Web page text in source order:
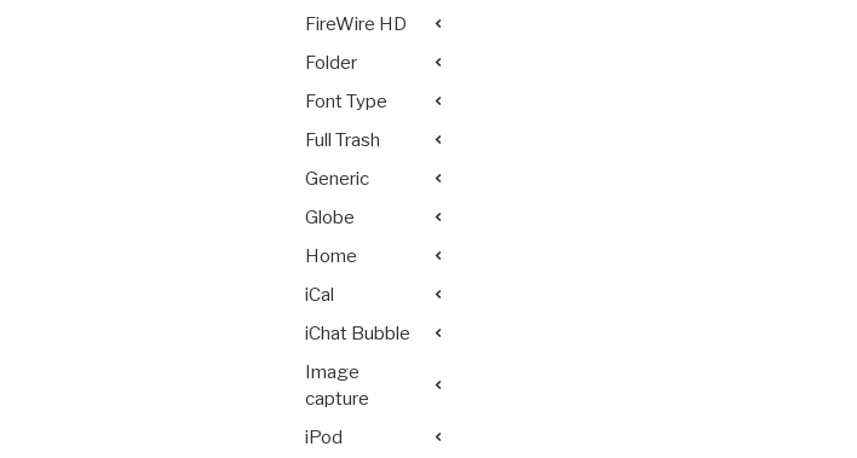
FireWire HD
Folder
Font Type
Full Trash
Generic
Globe
Home
iCal
iChat Bubble
Image
capture
iPod